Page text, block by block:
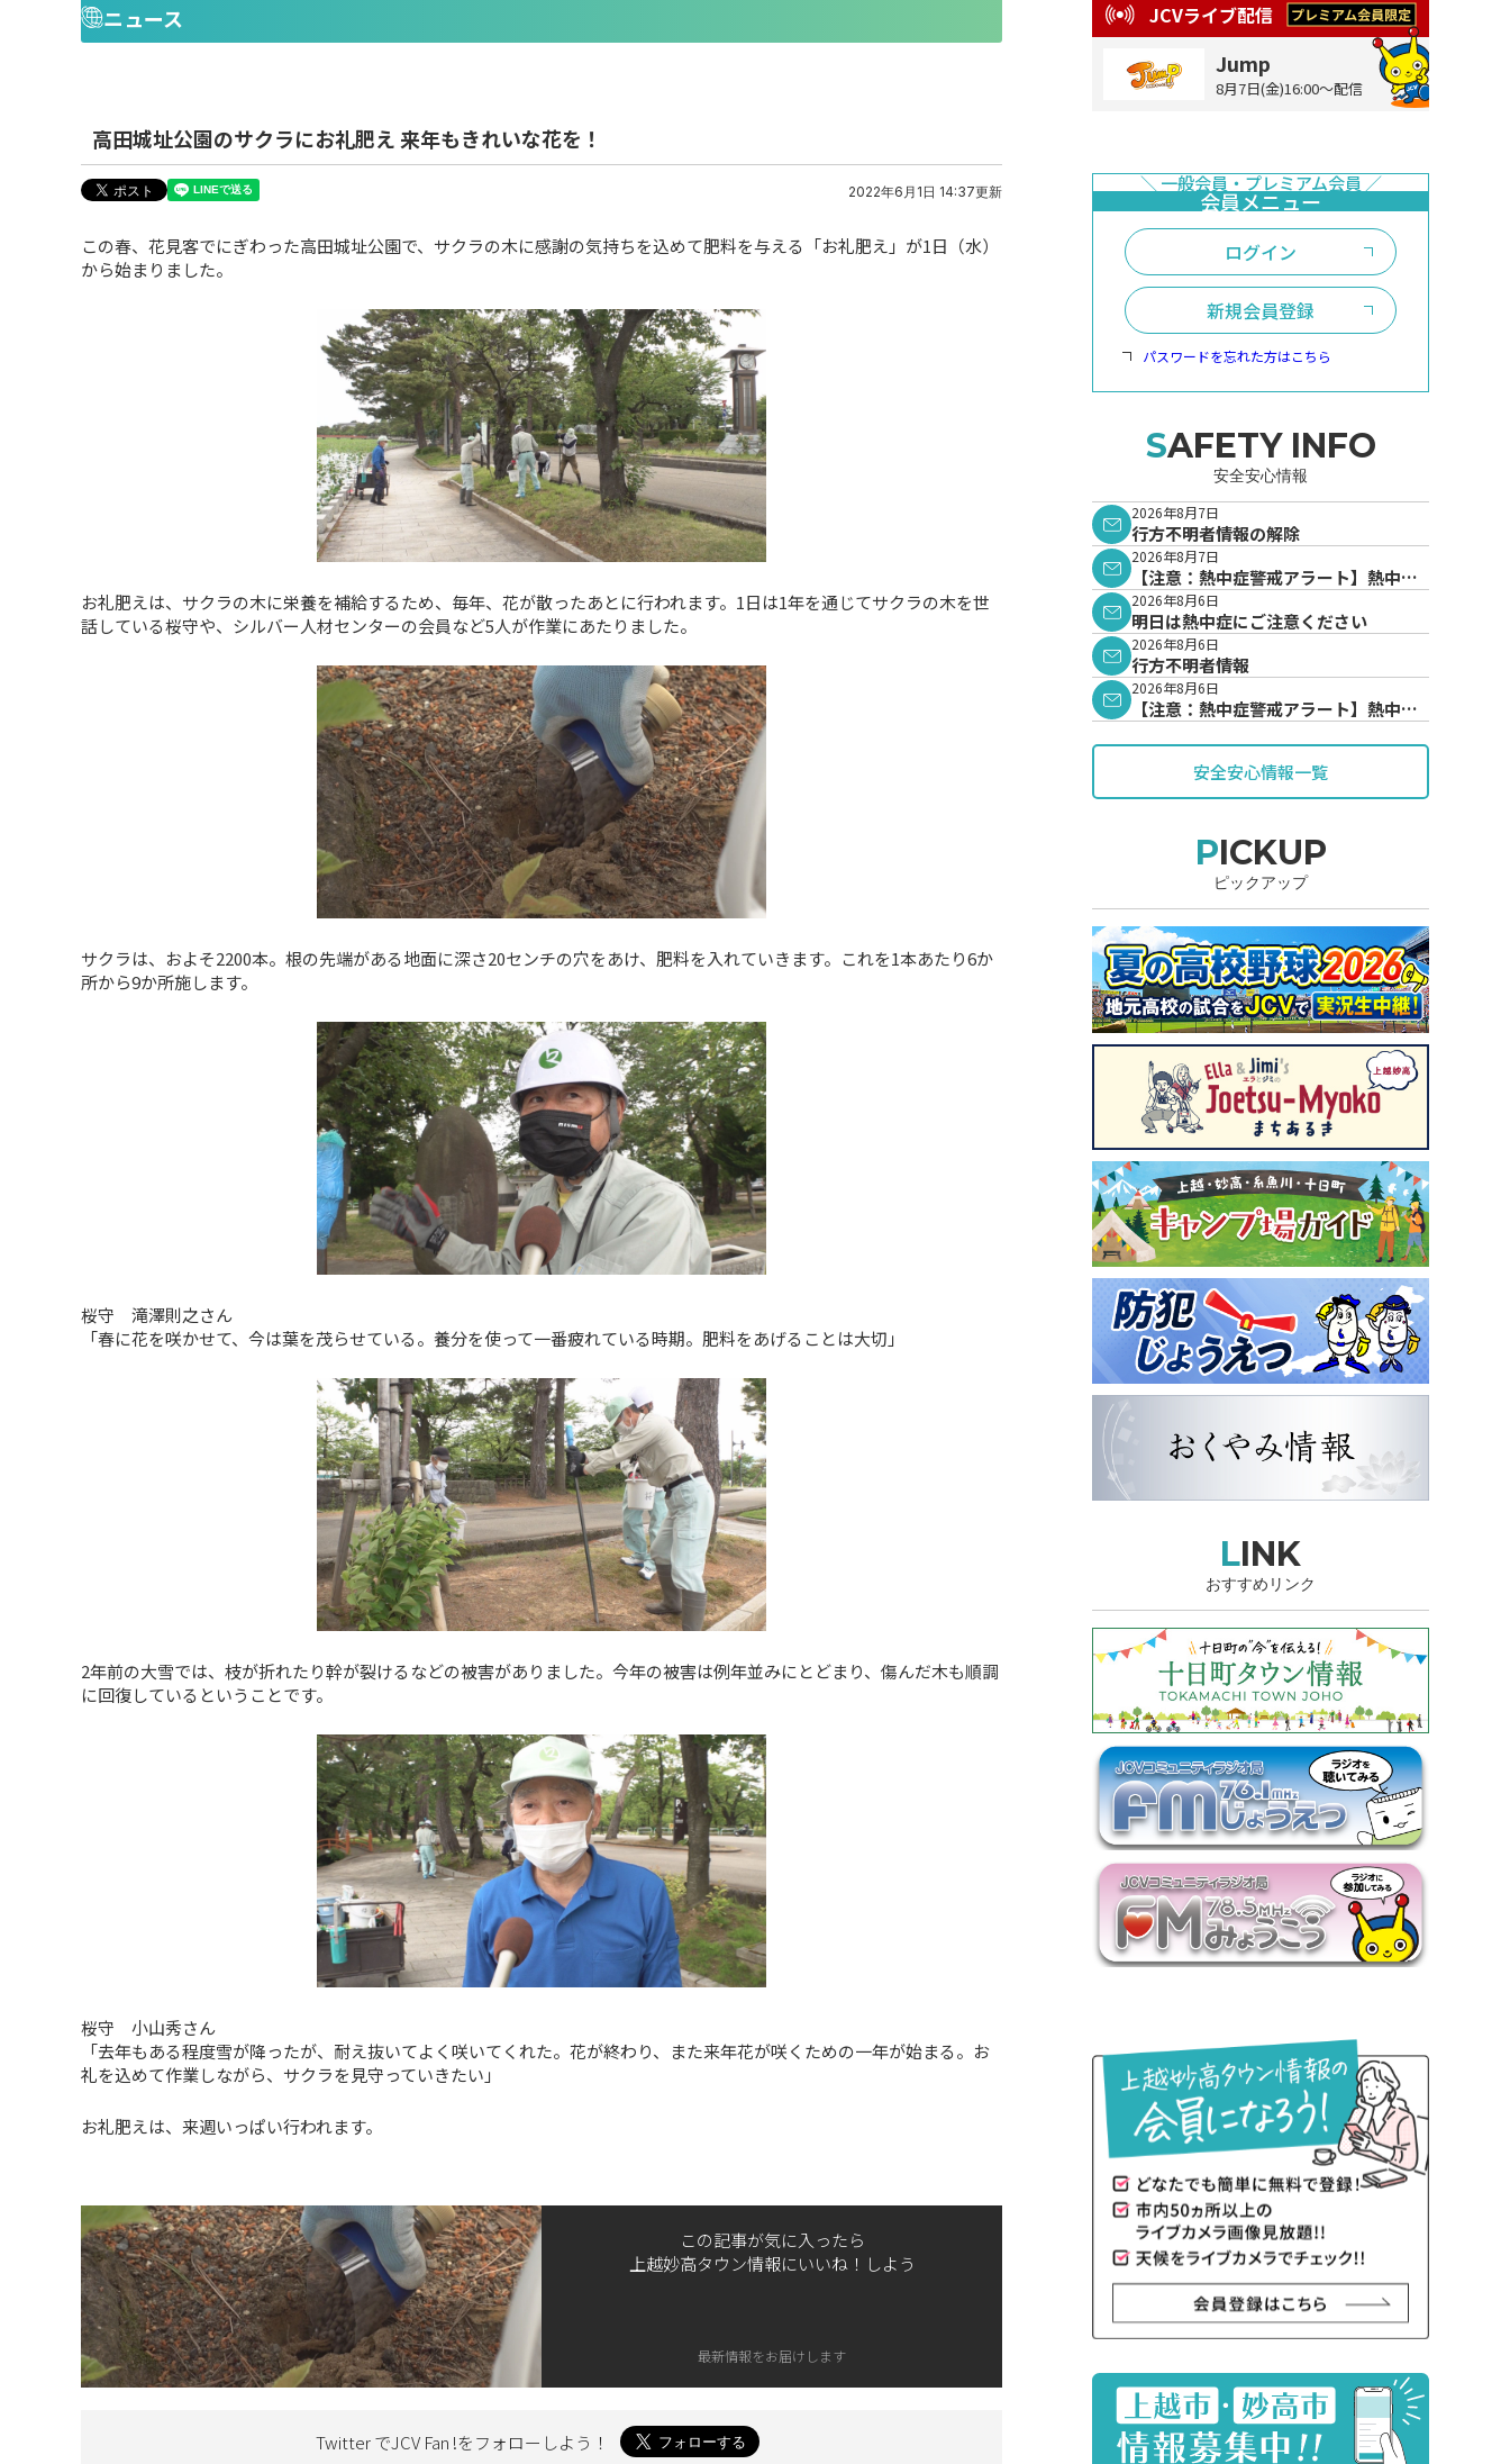
ニュース
高田城址公園のサクラにお礼肥え 来年もきれいな花を！
2022年6月1日 14:37更新
この春、花見客でにぎわった高田城址公園で、サクラの木に感謝の気持ちを込めて肥料を与える「お礼肥え」が1日（水）
から始まりました。
お礼肥えは、サクラの木に栄養を補給するため、毎年、花が散ったあとに行われます。1日は1年を通じてサクラの木を世
話している桜守や、シルバー人材センターの会員など5人が作業にあたりました。
サクラは、およそ2200本。根の先端がある地面に深さ20センチの穴をあけ、肥料を入れていきます。これを1本あたり6か
所から9か所施します。
桜守 滝澤則之さん
「春に花を咲かせて、今は葉を茂らせている。養分を使って一番疲れている時期。肥料をあげることは大切」
2年前の大雪では、枝が折れたり幹が裂けるなどの被害がありました。今年の被害は例年並みにとどまり、傷んだ木も順調
に回復しているということです。
桜守 小山秀さん
「去年もある程度雪が降ったが、耐え抜いてよく咲いてくれた。花が終わり、また来年花が咲くための一年が始まる。お
礼を込めて作業しながら、サクラを見守っていきたい」
お礼肥えは、来週いっぱい行われます。
この記事が気に入ったら
上越妙高タウン情報にいいね！しよう
最新情報をお届けします
Twitter でJCV Fan !をフォローしよう！
JCVライブ配信
Jump
8月7日(金)16:00～配信
ログイン
新規会員登録
パスワードを忘れた方はこちら
SAFETY INFO
安全安心情報
2026年8月7日
行方不明者情報の解除
2026年8月7日
【注意：熱中症警戒アラート】熱中症
警戒アラートが発表されています。
2026年8月6日
明日は熱中症にご注意ください
2026年8月6日
行方不明者情報
2026年8月6日
【注意：熱中症警戒アラート】熱中症
安全安心情報一覧
PICKUP
ピックアップ
LINK
おすすめリンク